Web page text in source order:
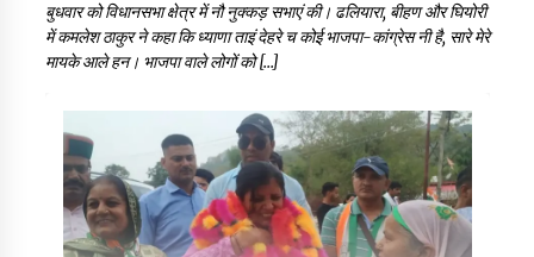
बुधवार को विधानसभा क्षेत्र में नौ नुक्कड़ सभाएं की। ढलियारा, बीहण और घियोरी
में कमलेश ठाकुर ने कहा कि ध्याणा ताइं देहरे च कोई भाजपा-कांग्रेस नी है, सारे मेरे
मायके आले हन। भाजपा वाले लोगों को […]